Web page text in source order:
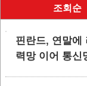
조회순
핀란드, 연말에
력망 이어 통신